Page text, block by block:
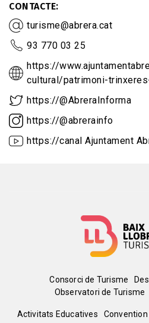
CONTACTE
turisme@abrera.cat
93 770 03 25
https://
cultural/patrimoni-
https://@AbreraInforma
https://@abrerainfo
https://canal Ajuntament
Menú
del
Consorci de Turisme
Observatori de Turisme
Activitats Educatives